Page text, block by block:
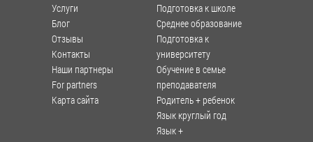
Услуги
Блог
Отзывы
Контакты
Наши партнеры
For partners
Карта сайта
Подготовка к школе
Среднее образование
Подготовка к
университету
Обучение в семье
преподавателя
Родитель + ребенок
Язык круглый год
Язык +